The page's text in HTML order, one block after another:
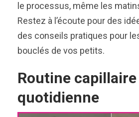
le processus, même les
Restez à l’écoute pour des
des conseils pratiques pour
bouclés de vos petits.
Routine capillaire
quotidienne